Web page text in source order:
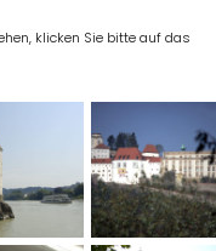
klicken Sie bitte auf das